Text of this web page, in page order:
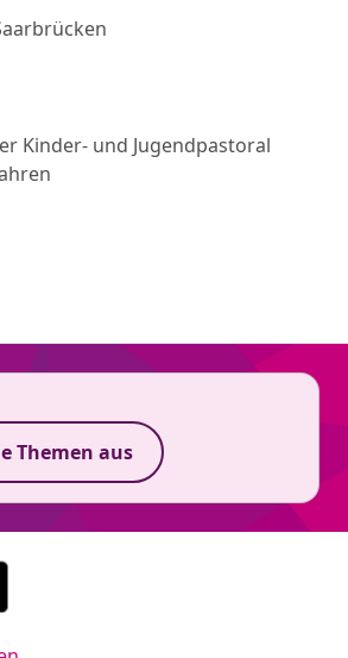
Kinder- und Jugendpastoral
Themen aus